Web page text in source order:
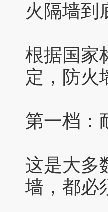
火隔墙到
根据国家
定，防火
第一档：
这是大多
墙，都必